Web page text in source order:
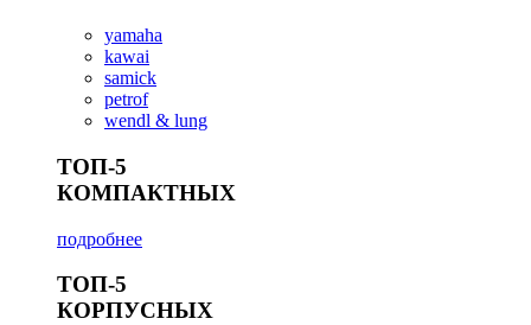
yamaha
kawai
samick
petrof
wendl & lung
ТОП-5
КОМПАКТНЫХ
подробнее
ТОП-5
КОРПУСНЫХ